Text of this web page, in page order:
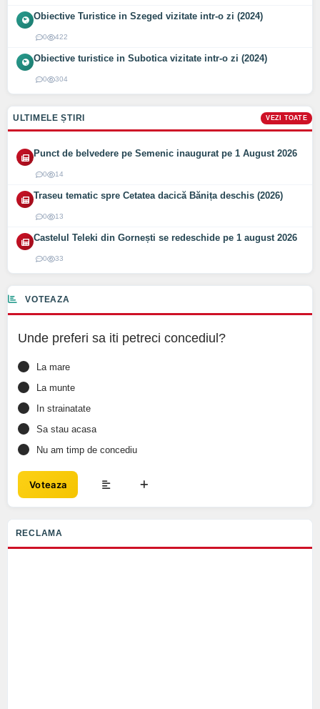
Obiective Turistice in Szeged vizitate intr-o zi (2024)
0 422
Obiective turistice in Subotica vizitate intr-o zi (2024)
0 304
ULTIMELE ȘTIRI VEZI TOATE
Punct de belvedere pe Semenic inaugurat pe 1 August 2026
0 14
Traseu tematic spre Cetatea dacică Bănița deschis (2026)
0 13
Castelul Teleki din Gornești se redeschide pe 1 august 2026
0 33
VOTEAZA
Unde preferi sa iti petreci concediul?
La mare
La munte
In strainatate
Sa stau acasa
Nu am timp de concediu
Voteaza
RECLAMA